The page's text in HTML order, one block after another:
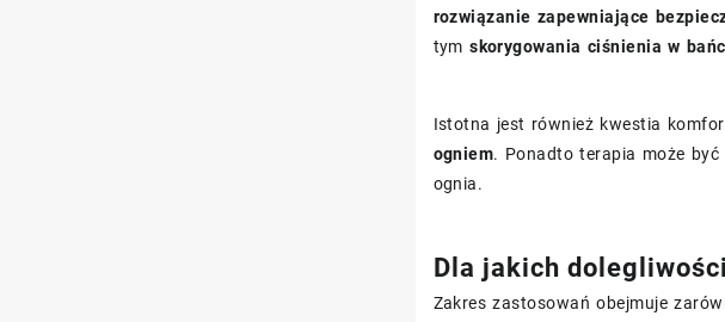
rozwiązanie zapewniające
tymskorygowania ciśnienia w
Istotna jest również kwestia
ogniem. Ponadto terapia może
ognia.
Dla jakich
Zakres zastosowań obejmuje